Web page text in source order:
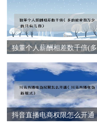
独董个人薪酬相差数千倍(多
抖音直播电商权限怎么开通